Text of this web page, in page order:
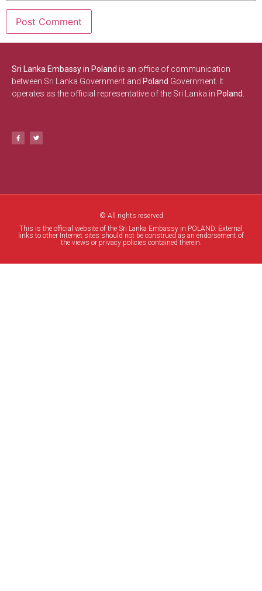
Sri Lanka Embassy in Poland is an office of communication
between Sri Lanka Government and Poland Government. It
operates as the official representative of the Sri Lanka in Poland.
© All rights reserved
This is the official website of the Sri Lanka Embassy in POLAND. External
links to other Internet sites should not be construed as an endorsement of
the views or privacy policies contained therein.